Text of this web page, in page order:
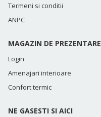
Termeni si conditii
ANPC
MAGAZIN DE PREZENTARE
Login
Amenajari interioare
Confort termic
NE GASESTI SI AICI